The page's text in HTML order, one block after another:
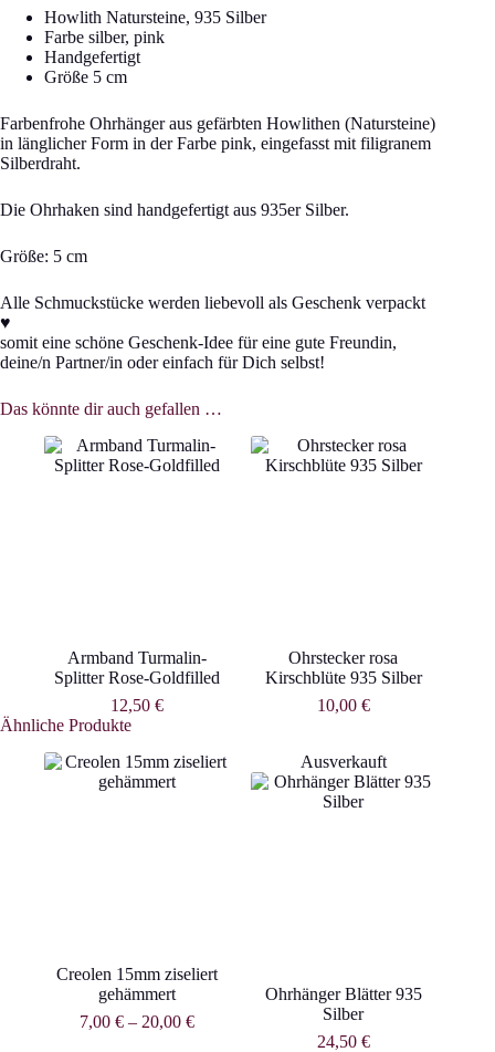
Howlith Natursteine, 935 Silber
Farbe silber, pink
Handgefertigt
Größe 5 cm
Farbenfrohe Ohrhänger aus gefärbten Howlithen (Natursteine)
in länglicher Form in der Farbe pink, eingefasst mit filigranem
Silberdraht.
Die Ohrhaken sind handgefertigt aus 935er Silber.
Größe: 5 cm
Alle Schmuckstücke werden liebevoll als Geschenk verpackt
♥
somit eine schöne Geschenk-Idee für eine gute Freundin,
deine/n Partner/in oder einfach für Dich selbst!
Das könnte dir auch gefallen …
Armband Turmalin-
Splitter Rose-Goldfilled
12,50 €
Ohrstecker rosa
Kirschblüte 935 Silber
10,00 €
Ähnliche Produkte
Creolen 15mm ziseliert
gehämmert
7,00 €– 20,00 €
Ausverkauft
Ohrhänger Blätter 935
Silber
24,50 €